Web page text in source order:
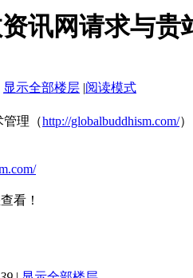
讯网请求与贵
显示全部楼层 |阅读模式
理（http://globalbuddhism.com/
看！